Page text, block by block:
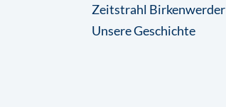
Zeitstrahl Birkenwerder
Unsere Geschichte